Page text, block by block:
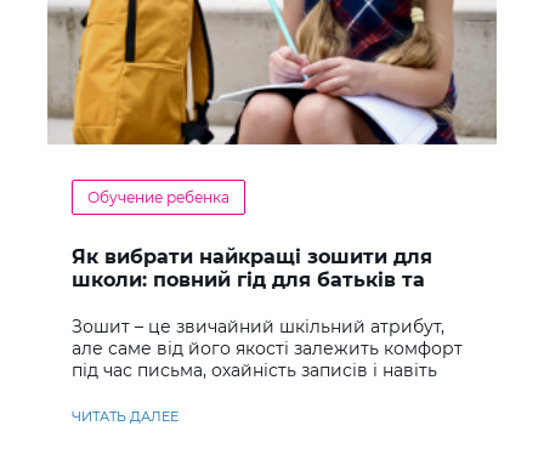
Обучение ребенка
Як вибрати найкращі зошити для
школи: повний гід для батьків та
Зошит – це звичайний шкільний атрибут,
але саме від його якості залежить комфорт
під час письма, охайність записів і навіть
ЧИТАТЬ ДАЛЕЕ